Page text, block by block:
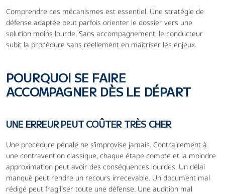
Comprendre ces mécanismes est essentiel. Une stratégie de
défense adaptée peut parfois orienter le dossier vers une
solution moins lourde. Sans accompagnement, le conducteur
subit la procédure sans réellement en maîtriser les enjeux.
POURQUOI SE FAIRE
ACCOMPAGNER DÈS LE DÉPART
UNE ERREUR PEUT COÛTER TRÈS CHER
Une procédure pénale ne s’improvise jamais. Contrairement à
une contravention classique, chaque étape compte et la moindre
approximation peut avoir des conséquences lourdes. Un délai
manqué peut rendre un recours irrecevable. Un document mal
rédigé peut fragiliser toute une défense. Une audition mal